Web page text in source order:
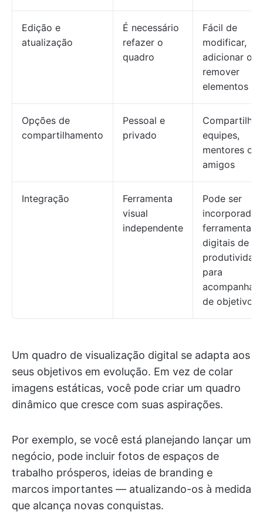
Edição e
atualização
É necessário
refazer o
quadro
Fácil de
modificar,
adicionar ou
remover
elementos
Opções de
compartilhamento
Pessoal e
privado
Compartilhe
equipes,
mentores ou
amigos
Integração
Ferramenta
visual
independente
Pode ser
incorporado
ferramentas
digitais de
para
de objetivos.
Um quadro de visualização digital se adapta aos
seus objetivos em evolução. Em vez de colar
imagens estáticas, você pode criar um quadro
dinâmico que cresce com suas aspirações.
Por exemplo, se você está planejando lançar um
negócio, pode incluir fotos de espaços de
trabalho prósperos, ideias de branding e
marcos importantes — atualizando-os à medida
que alcança novas conquistas.